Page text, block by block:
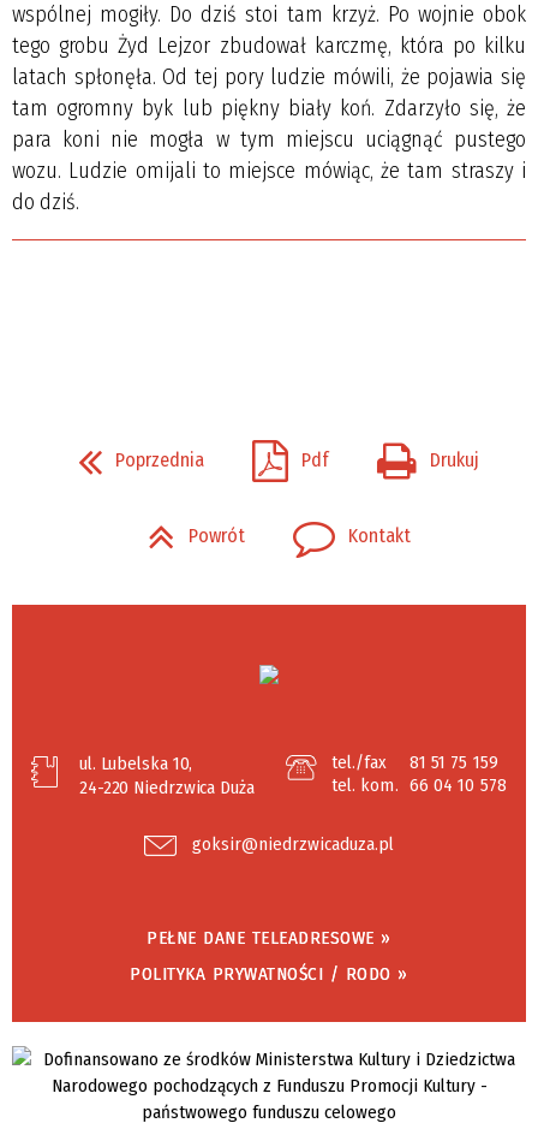
wspólnej mogiły. Do dziś stoi tam krzyż. Po wojnie obok
tego grobu Żyd Lejzor zbudował karczmę, która po kilku
latach spłonęła. Od tej pory ludzie mówili, że pojawia się
tam ogromny byk lub piękny biały koń. Zdarzyło się, że
para koni nie mogła w tym miejscu uciągnąć pustego
wozu. Ludzie omijali to miejsce mówiąc, że tam straszy i
do dziś.
Poprzednia Pdf Drukuj
Powrót Kontakt
ul. Lubelska 10,
24-220 Niedrzwica Duża
tel./fax
81 51 75 159
tel. kom. 66 04 10 578
goksir@niedrzwicaduza.pl
PEŁNE DANE TELEADRESOWE »
POLITYKA PRYWATNOŚCI / RODO »